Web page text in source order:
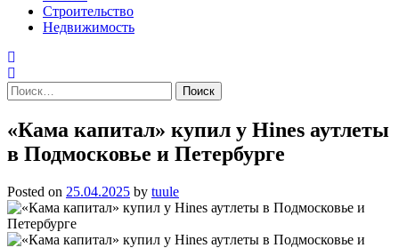
Строительство
Недвижимость
Найти:
«Кама капитал» купил у Hines аутлеты
в Подмосковье и Петербурге
Posted on 25.04.2025 by tuule